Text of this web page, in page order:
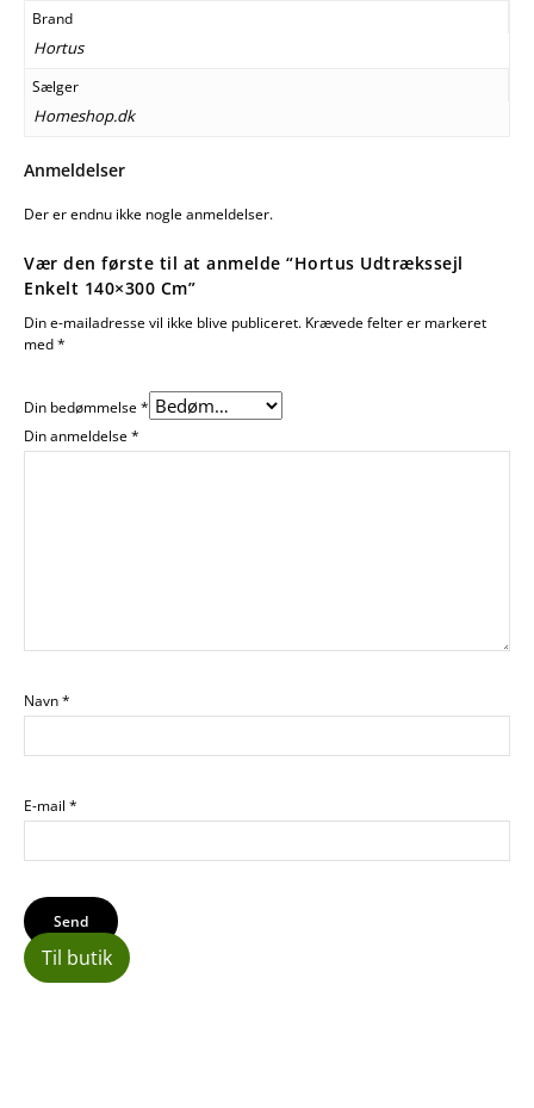
Brand
Hortus
Sælger
Homeshop.dk
Anmeldelser
Der er endnu ikke nogle anmeldelser.
Vær den første til at anmelde “Hortus Udtrækssejl
Enkelt 140×300 Cm”
Din e-mailadresse vil ikke blive publiceret. Krævede felter er markeret
med*
Din bedømmelse*
Din anmeldelse*
Navn*
E-mail *
Til butik